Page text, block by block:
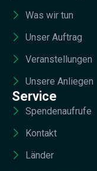
Was wir tun
Unser Auftrag
Veranstellungen
Unsere Anliegen
Service
Spendenaufrufe
Kontakt
Länder